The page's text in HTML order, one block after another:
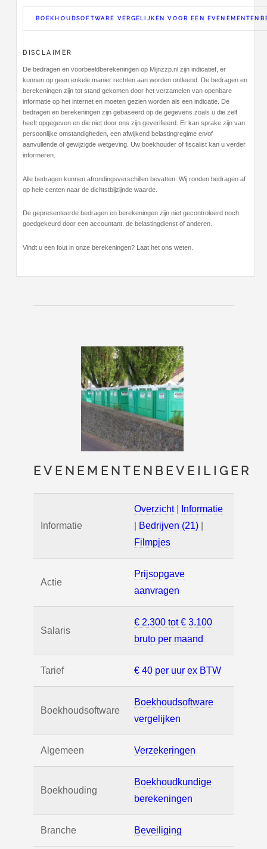
BOEKHOUDSOFTWARE VERGELIJKEN VOOR EEN
DISCLAIMER
De bedragen en voorbeeldberekeningen op Mijnzzp.nl zijn indicatief, er
kunnen op geen enkele manier rechten aan worden ontleend. De bedragen en
berekeningen zijn tot stand gekomen door het verzamelen van openbare
informatie op het internet en moeten gezien worden als een indicatie. De
bedragen en berekeningen zijn gebaseerd op de gegevens zoals u die zelf
heeft opgegeven en die niet door ons zijn geverifieerd. Er kan sprake zijn van
persoonlijke omstandigheden, een afwijkend belastingregime en/of
aanvullende of gewijzigde wetgeving. Uw boekhouder of fiscalist kan u verder
informeren.
Alle bedragen kunnen afrondingsverschillen bevatten. Wij ronden bedragen af
op hele centen naar de dichtstbijzijnde waarde.
De gepresenteerde bedragen en berekeningen zijn niet gecontroleerd noch
goedgekeurd door een accountant, de belastingdienst of anderen.
Vindt u een fout in onze berekeningen? Laat het ons weten.
EVENEMENTENBEVEILIGER
Informatie
Overzicht|
Informatie
Bedrijven (21)
Filmpjes
Actie
Prijsopgave
aanvragen
Salaris
€ 2.300 tot € 3.100
bruto per maand
Tarief € 40 per uur ex BTW
Boekhoudsoftware
Boekhoudsoftware
vergelijken
Algemeen Verzekeringen
Boekhouding
Boekhoudkundige
berekeningen
Branche Beveiliging